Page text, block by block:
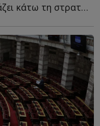
Ο Κυριάκος Μητσοτάκης βάζει κάτω τη στρατηγική του ό...